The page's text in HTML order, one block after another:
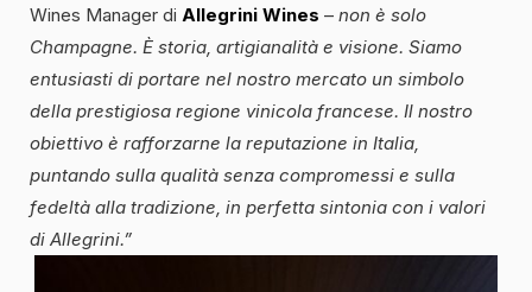
Wines Manager di Allegrini Wines – non è solo
Champagne. È storia, artigianalità e visione. Siamo
entusiasti di portare nel nostro mercato un simbolo
della prestigiosa regione vinicola francese. Il nostro
obiettivo è rafforzarne la reputazione in Italia,
puntando sulla qualità senza compromessi e sulla
fedeltà alla tradizione, in perfetta sintonia con i valori
di Allegrini.”